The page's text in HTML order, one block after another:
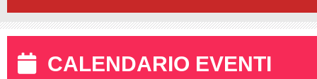
CALENDARIO EVENTI